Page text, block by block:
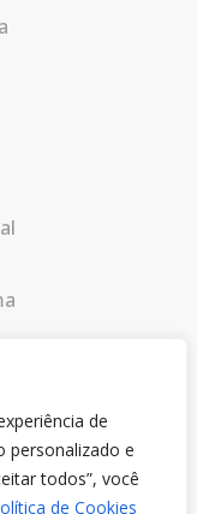
de
personalizado e
todos”, você
de Cookies